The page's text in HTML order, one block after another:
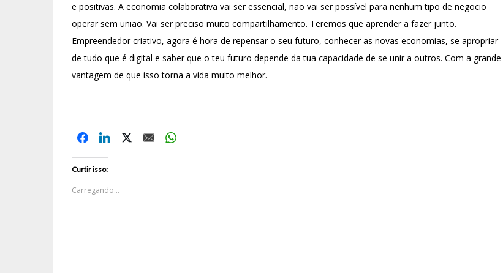
e positivas. A economia colaborativa vai ser essencial, não vai ser possível para nenhum tipo de negocio
operar sem união. Vai ser preciso muito compartilhamento. Teremos que aprender a fazer junto.
Empreendedor criativo, agora é hora de repensar o seu futuro, conhecer as novas economias, se apropriar
de tudo que é digital e saber que o teu futuro depende da tua capacidade de se unir a outros. Com a grande
vantagem de que isso torna a vida muito melhor.
Curtir isso:
Carregando...